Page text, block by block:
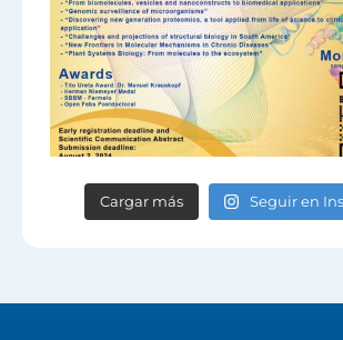
Cargar más Seguir en